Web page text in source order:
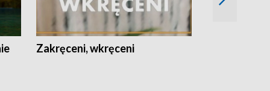
Zakręceni, wkręceni